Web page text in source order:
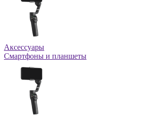
Аксессуары
Смартфоны и планшеты